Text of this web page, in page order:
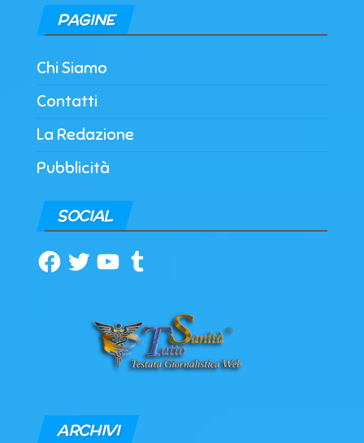
PAGINE
Chi Siamo
Contatti
La Redazione
Pubblicità
SOCIAL
Facebook
TwitterYouTubeTumblr
ARCHIVI